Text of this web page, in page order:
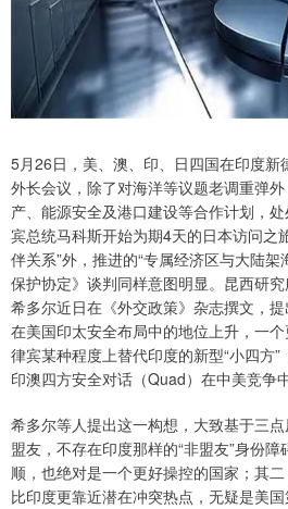
5月26日，美、澳、印、日四国在印度新
外长会议，除了对海洋等议题老调重弹
产、能源安全及港口建设等合作计划，
宾总统马科斯开始为期4天的日本访问之
伴关系”外，推进的“专属经济区与大陆
保护协定》谈判同样意图明显。昆西研究
希多尔近日在《外交政策》杂志撰文，
在美国印太安全布局中的地位上升，一
律宾某种程度上替代印度的新型“小四方
印澳四方安全对话（Quad）在中美竞争
希多尔等人提出这一构想，大致基于三
盟友，不存在印度那样的“非盟友”身份
顺，也绝对是一个更好操控的国家；其
比印度更靠近潜在冲突热点，无疑是美国